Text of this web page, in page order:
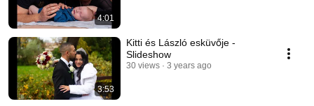
4:01
3:53
Kitti és László esküvője -
Slideshow
30 views 3 years ago